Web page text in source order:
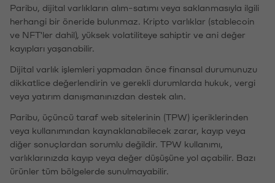
Paribu, dijital varlıkların alım-satımı veya saklanmasıyla ilgili
herhangi bir öneride bulunmaz. Kripto varlıklar (stablecoin
ve NFT'ler dahil), yüksek volatiliteye sahiptir ve ani değer
kayıpları yaşanabilir.
Dijital varlık işlemleri yapmadan önce finansal durumunuzu
dikkatlice değerlendirin ve gerekli durumlarda hukuk, vergi
veya yatırım danışmanınızdan destek alın.
Paribu, üçüncü taraf web sitelerinin (TPW) içeriklerinden
veya kullanımından kaynaklanabilecek zarar, kayıp veya
diğer sonuçlardan sorumlu değildir. TPW kullanımı,
varlıklarınızda kayıp veya değer düşüşüne yol açabilir. Bazı
ürünler tüm bölgelerde sunulmayabilir.